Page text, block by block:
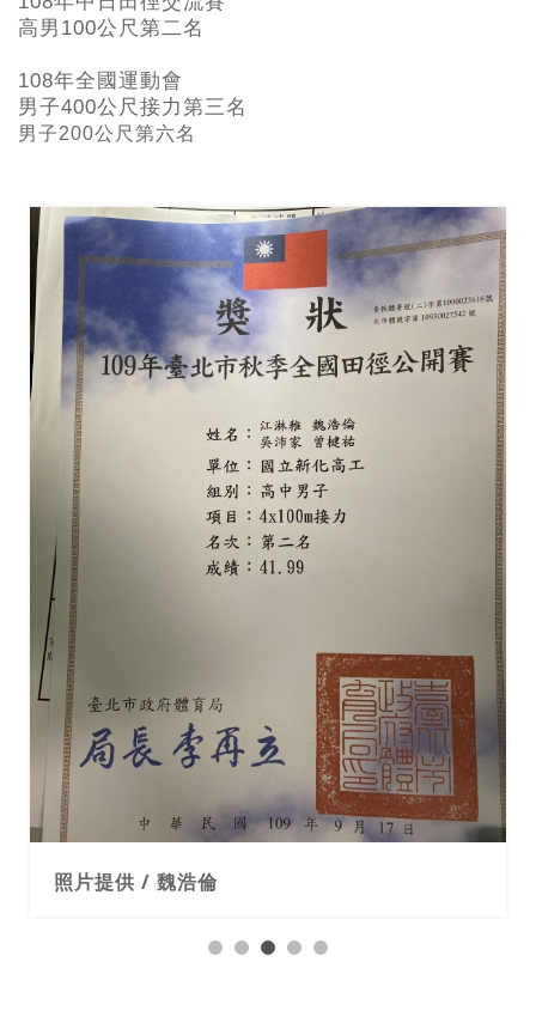
高男100公尺第二名
108年全國運動會
男子400公尺接力第三名
男子200公尺第六名
照片提供 / 魏浩倫